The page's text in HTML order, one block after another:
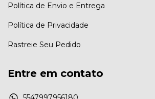
Política de Envio e Entrega
Política de Privacidade
Rastreie Seu Pedido
Entre em contato